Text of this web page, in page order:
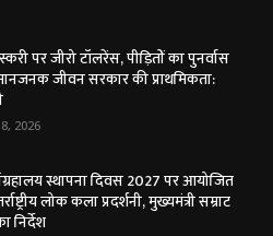
पर जीरो टॉलरेंस, पीड़ितों का पुनर्वास
जीवन सरकार की प्राथमिकता:
2026
स्थापना दिवस 2027 पर आयोजित
लोक कला प्रदर्शनी, मुख्यमंत्री सम्राट
निर्देश